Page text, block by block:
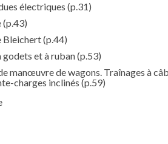
électriques (p.31)
(p.43)
Bleichert(p.44)
godets et à ruban(p.53)
manœuvre de wagons. Traînages à
charges inclinés (p.59)